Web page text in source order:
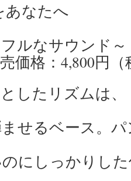
あなたへ
ルなサウンド～
価格：4,800円（
したリズムは
せるベース。
にしっかりし